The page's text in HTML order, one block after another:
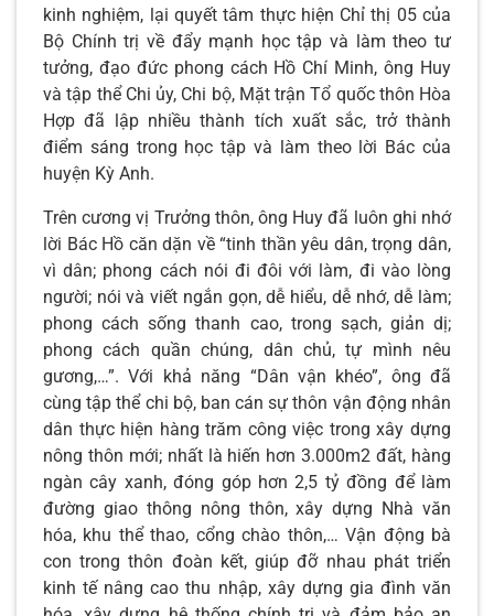
kinh nghiệm, lại quyết tâm thực hiện Chỉ thị 05 của
Bộ Chính trị về đẩy mạnh học tập và làm theo tư
tưởng, đạo đức phong cách Hồ Chí Minh, ông Huy
và tập thể Chi ủy, Chi bộ, Mặt trận Tổ quốc thôn Hòa
Hợp đã lập nhiều thành tích xuất sắc, trở thành
điểm sáng trong học tập và làm theo lời Bác của
huyện Kỳ Anh.
Trên cương vị Trưởng thôn, ông Huy đã luôn ghi nhớ
lời Bác Hồ căn dặn về “tinh thần yêu dân, trọng dân,
vì dân; phong cách nói đi đôi với làm, đi vào lòng
người; nói và viết ngắn gọn, dễ hiểu, dễ nhớ, dễ làm;
phong cách sống thanh cao, trong sạch, giản dị;
phong cách quần chúng, dân chủ, tự mình nêu
gương,…”. Với khả năng “Dân vận khéo”, ông đã
cùng tập thể chi bộ, ban cán sự thôn vận động nhân
dân thực hiện hàng trăm công việc trong xây dựng
nông thôn mới; nhất là hiến hơn 3.000m2 đất, hàng
ngàn cây xanh, đóng góp hơn 2,5 tỷ đồng để làm
đường giao thông nông thôn, xây dựng Nhà văn
hóa, khu thể thao, cổng chào thôn,… Vận động bà
con trong thôn đoàn kết, giúp đỡ nhau phát triển
kinh tế nâng cao thu nhập, xây dựng gia đình văn